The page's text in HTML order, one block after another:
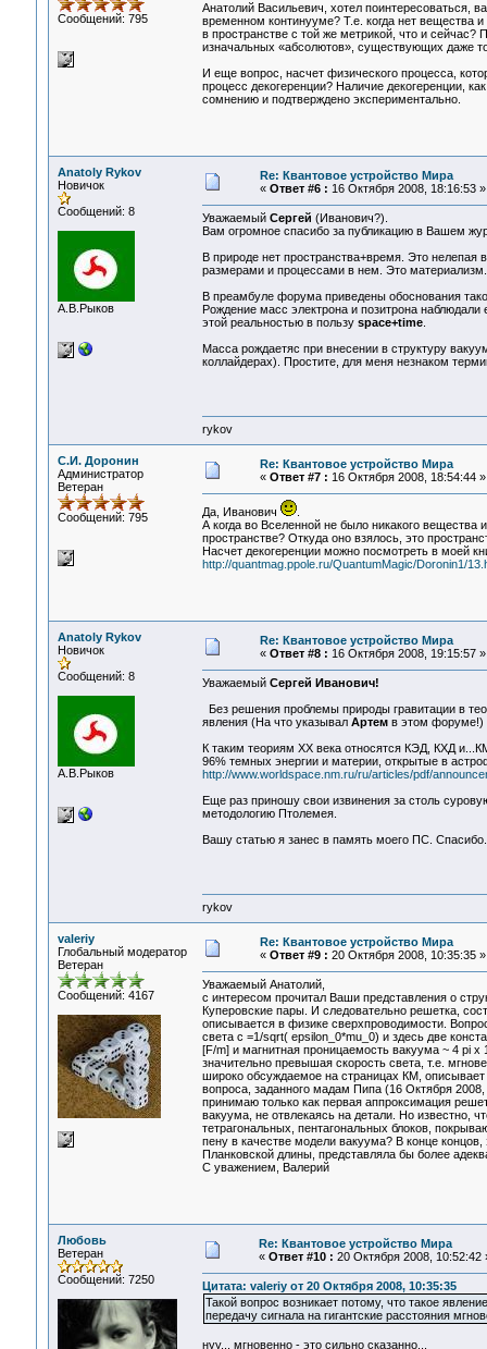
Сообщений: 795
Анатолий Васильевич, хотел поинтересоваться,
временном континууме? Т.е. когда нет вещества
в пространстве с той же метрикой, что и сейчас?
изначальных «абсолютов», существующих даже
И еще вопрос, насчет физического процесса,
процесс декогеренции? Наличие декогеренции,
сомнению и подтверждено экспериментально.
Anatoly Rykov
Новичок
Сообщений: 8
А.В.Рыков
Re: Квантовое устройство Мира
« Ответ #6 : 16 Октября 2008, 18:16:53 »
Уважаемый Сергей (Иванович?).
Вам огромное спасибо за публикацию в Вашем
В природе нет пространства+время. Это
размерами и процессами в нем. Это материализм.
В преамбуле форума приведены обоснования
Рождение масс электрона и позитрона
этой реальностью в пользу space+time.
Масса рождаетяс при внесении в структуру
коллайдерах). Простите, для меня незнаком
rykov
С.И. Доронин
Администратор
Ветеран
Сообщений: 795
Re: Квантовое устройство Мира
« Ответ #7 : 16 Октября 2008, 18:54:44 »
Да, Иванович
.
А когда во Вселенной не было никакого
пространстве? Откуда оно взялось, это
Насчет декогеренции можно посмотреть в моей
http://quantmag.ppole.ru/QuantumMagic/Doronin1/
Anatoly Rykov
Новичок
Сообщений: 8
А.В.Рыков
Re: Квантовое устройство Мира
« Ответ #8 : 16 Октября 2008, 19:15:57 »
Уважаемый Сергей Иванович!
Без решения проблемы природы гравитации в
явления (На что указывал Артемв этом форуме!)
К таким теориям ХХ века относятся КЭД, КХД
96% темных энергии и материи, открытые в
http://www.worldspace.nm.ru/ru/articles/pdf/
Еще раз приношу свои извинения за столь
методологию Птолемея.
Вашу статью я занес в память моего ПС. Спасибо.
rykov
valeriy
Глобальный модератор
Ветеран
Сообщений: 4167
Re: Квантовое устройство Мира
« Ответ #9 : 20 Октября 2008, 10:35:35 »
Уважаемый Анатолий,
с интересом прочитал Ваши представления о
Куперовские пары. И следовательно решетка,
описывается в физике сверхпроводимости.
света c =1/sqrt( epsilon_0*mu_0) и здесь две
[F/m] и магнитная проницаемость вакуума ~ 4 pi
значительно превышая скорость света, т.е.
широко обсуждаемое на страницах КМ, описывает
вопроса, заданного мадам Пипа (16 Октября
принимаю только как первая аппроксимация
вакуума, не отвлекаясь на детали. Но известно,
тетрагональных, пентагональных блоков,
пену в качестве модели вакуума? В конце
Планковской длины, представляла бы более
С уважением, Валерий
Любовь
Ветеран
Сообщений: 7250
Re: Квантовое устройство Мира
« Ответ #10 : 20 Октября 2008, 10:52:42
Цитата: valeriy от 20 Октября 2008, 10:35:35
Такой вопрос возникает потому, что такое
передачу сигнала на гигантские расстояния
нуу... мгновенно - это сильно сказанно...